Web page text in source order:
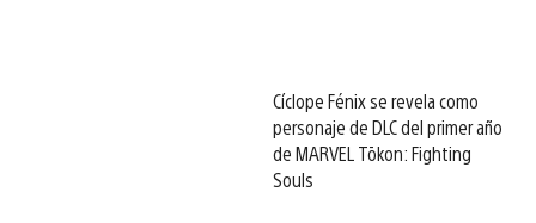
Cíclope Fénix se revela como
personaje de DLC del primer año
de MARVEL Tōkon: Fighting
Souls